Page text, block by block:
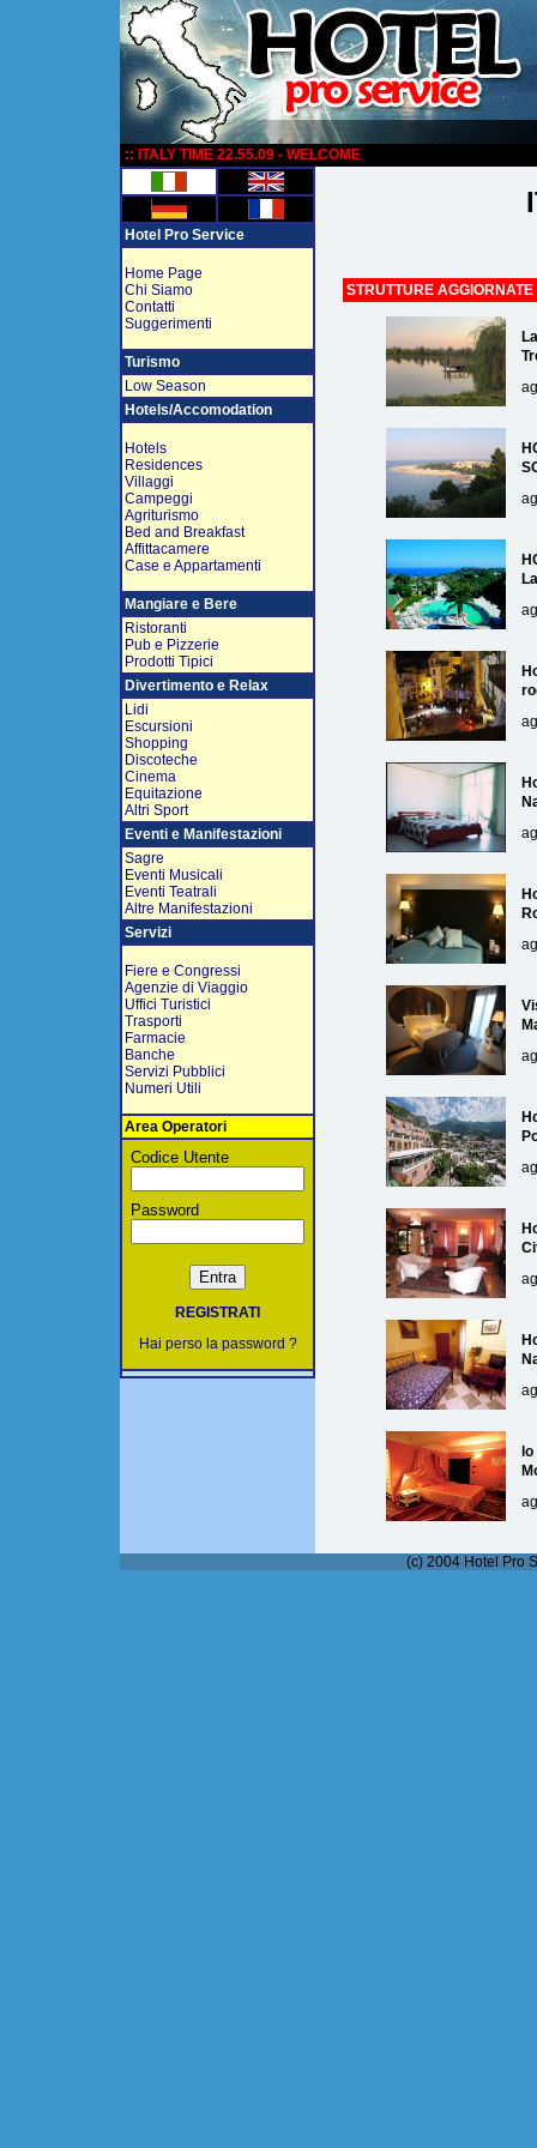
:: ITALY TIME 22.55.09 - WELCOME
Hotel Pro Service
Home Page
Chi Siamo
Contatti
Suggerimenti
Turismo
Low Season
Hotels/Accomodation
Hotels
Residences
Villaggi
Campeggi
Agriturismo
Bed and Breakfast
Affittacamere
Case e Appartamenti
Mangiare e Bere
Ristoranti
Pub e Pizzerie
Prodotti Tipici
Divertimento e Relax
Lidi
Escursioni
Shopping
Discoteche
Cinema
Equitazione
Altri Sport
Eventi e Manifestazioni
Sagre
Eventi Musicali
Eventi Teatrali
Altre Manifestazioni
Servizi
Fiere e Congressi
Agenzie di Viaggio
Uffici Turistici
Trasporti
Farmacie
Banche
Servizi Pubblici
Numeri Utili
Area Operatori
Codice Utente
Password
REGISTRATI
Hai perso la password ?
STRUTTURE
(c) 2004 Hotel Pro